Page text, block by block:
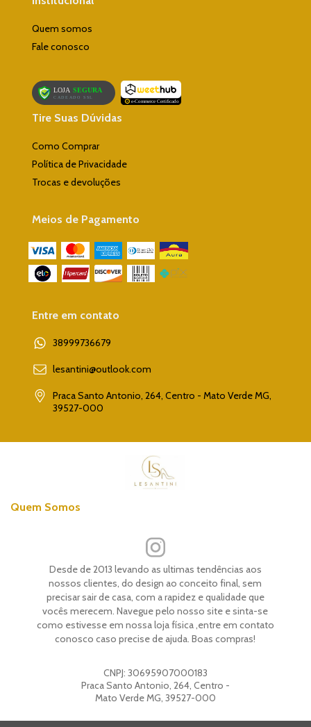
Quem somos
Fale conosco
Tire Suas Dúvidas
Como Comprar
Política de Privacidade
Trocas e devoluções
Meios de Pagamento
Entre em contato
38999736679
lesantini@outlook.com
Praca Santo Antonio, 264, Centro - Mato Verde MG,
39527-000
Quem Somos
Desde de 2013 levando as ultimas tendências aos
nossos clientes, do design ao conceito final, sem
precisar sair de casa, com a rapidez e qualidade que
vocês merecem. Navegue pelo nosso site e sinta-se
como estivesse em nossa loja física ,entre em contato
conosco caso precise de ajuda. Boas compras!
CNPJ: 30695907000183
Praca Santo Antonio, 264, Centro -
Mato Verde MG, 39527-000